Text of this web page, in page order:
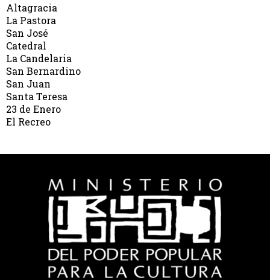
Altagracia
La Pastora
San José
Catedral
La Candelaria
San Bernardino
San Juan
Santa Teresa
23 de Enero
El Recreo